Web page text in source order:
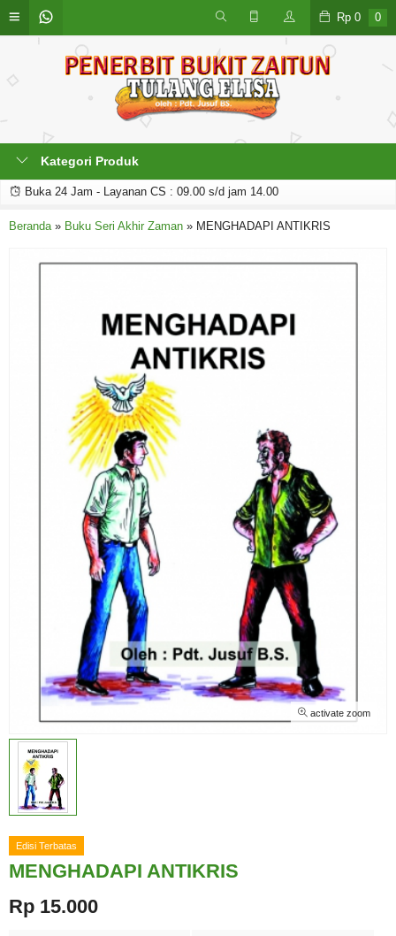
Rp 0 0
Kategori Produk
Buka 24 Jam - Layanan CS : 09.00 s/d jam 14.00
Beranda» Buku Seri Akhir Zaman » MENGHADAPI ANTIKRIS
activate zoom
Edisi Terbatas
MENGHADAPI ANTIKRIS
Rp 15.000